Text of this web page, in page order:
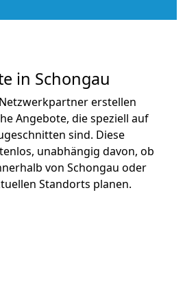
in Schongau
erstellen
Angebote, die speziell auf
sind. Diese
unabhängig davon, ob
von Schongau oder
Standorts planen.